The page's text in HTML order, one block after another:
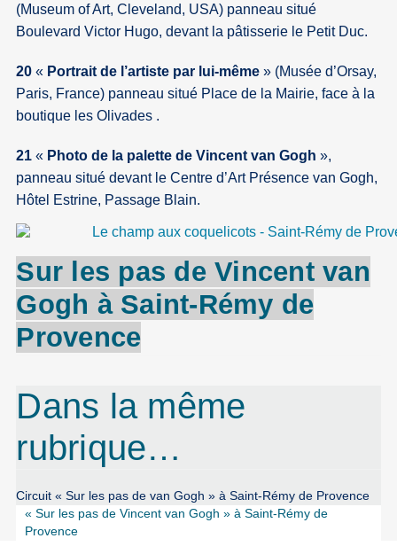
(Museum of Art, Cleveland, USA) panneau situé
Boulevard Victor Hugo, devant la pâtisserie le Petit Duc.
20 « Portrait de l’artiste par lui-même » (Musée d’Orsay,
Paris, France) panneau situé Place de la Mairie, face à la
boutique les Olivades .
21 « Photo de la palette de Vincent van Gogh »,
panneau situé devant le Centre d’Art Présence van Gogh,
Hôtel Estrine, Passage Blain.
Sur les pas de Vincentvan
Gogh à Saint-Rémy de
Provence
Dans la même
rubrique…
Circuit « Sur les pas de van Gogh » à Saint-Rémy de Provence
« Sur les pas de Vincent van Gogh » à Saint-Rémy de
Provence